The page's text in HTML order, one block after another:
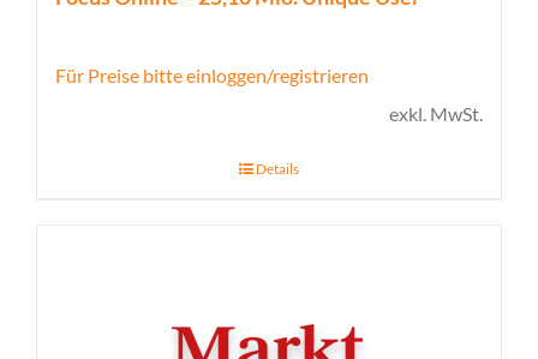
Für Preise bitte einloggen/registrieren
exkl. MwSt.
Details